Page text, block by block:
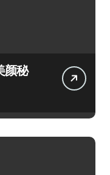
颜秘